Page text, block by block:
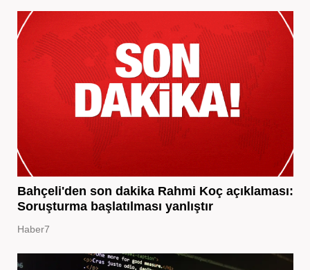
Bahçeli'den son dakika Rahmi Koç açıklaması:
Soruşturma başlatılması yanlıştır
Haber7